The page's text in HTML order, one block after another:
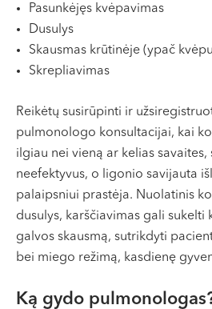
Pasunkėjęs kvėpavimas
Dusulys
Skausmas krūtinėje (ypač
Skrepliavimas
Reikėtų susirūpinti ir
pulmonologo konsultacijai, kai
ilgiau nei vieną ar kelias
neefektyvus, o ligonio savijauta
palaipsniui prastėja. Nuolatinis
dusulys, karščiavimas gali sukelti
galvos skausmą, sutrikdyti
bei miego režimą, kasdienę
Ką gydo